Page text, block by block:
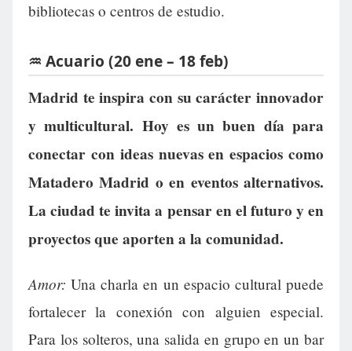
bibliotecas o centros de estudio.
♒ Acuario (20 ene – 18 feb)
Madrid te inspira con su carácter innovador
y multicultural. Hoy es un buen día para
conectar con ideas nuevas en espacios como
Matadero Madrid o en eventos alternativos.
La ciudad te invita a pensar en el futuro y en
proyectos que aporten a la comunidad.
Amor: Una charla en un espacio cultural puede
fortalecer la conexión con alguien especial.
Para los solteros, una salida en grupo en un bar